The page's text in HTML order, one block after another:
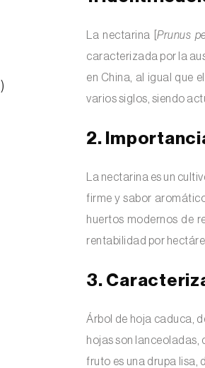
)
La nectarina [Prunus
caracterizada por la
en China, al igual que
varios siglos, siendo
2.
La nectarina es un
firme y sabor
huertos modernos de
rentabilidad por
3.
Árbol de hoja caduca,
hojas son lanceoladas,
fruto es una drupa lisa,